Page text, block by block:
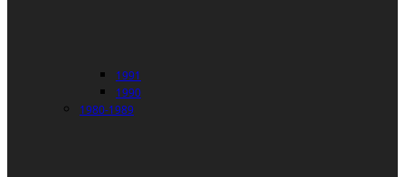
1991
1990
1980-1989